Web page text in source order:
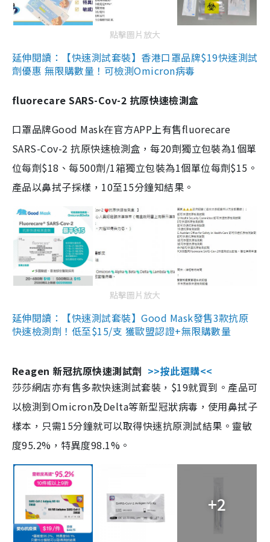
點擊圖片放大
延伸閱讀：【快速測試套裝】香港口罩品牌$19快速測試
劑優惠 無限購數量！可檢測Omicron病毒
fluorecare SARS-Cov-2 抗原快速檢測盒
口罩品牌Good Mask在官方APP上有售fluorecare
SARS-Cov-2 抗原快速檢測盒，每20劑獨立包裝為1個單
位每劑$18、每500劑/1箱獨立包裝為1個單位每劑$15。
產品以鼻拭子採樣，10至15分鐘知結果。
點擊圖片放大
延伸閱讀：【快速測試套裝】Good Mask發售3款抗原
快速檢測劑！低至$15/支 獲歐盟認證+無限購數量
Reagen 新冠抗原快速測試劑 >>按此選購<<
莎莎網店亦有售多款快速測試套裝，$19就買到。產品可
以檢測到Omicron及Delta等新型冠狀病毒，使用鼻拭子
樣本，只需15分鐘就可以取得快速抗原測試結果。靈敏
度95.2%，特異度98.1%。
+2